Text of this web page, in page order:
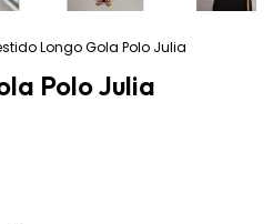
Longo Gola Polo Julia
Polo Julia